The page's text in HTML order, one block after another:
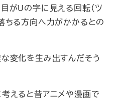
がUの字に見える回転（ツ
ちる方向へ力がかかるとの
変化を生み出すんだそう
えると昔アニメや漫画で